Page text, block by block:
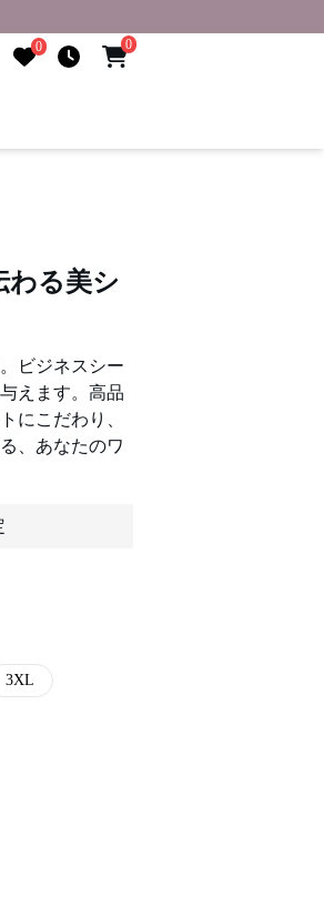
0 0
わる美シ
ビジネスシー
えます。高品
にこだわり、
、あなたのワ
3XL